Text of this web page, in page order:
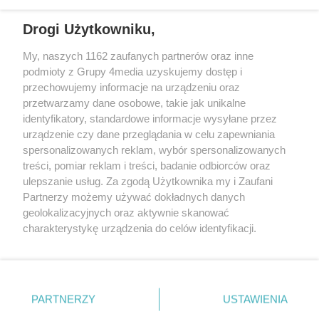
REKLAMA
Reklama Kontakt
Informacja o Nadawcy
Szukaj
Drogi Użytkowniku,
My, naszych 1162 zaufanych partnerów oraz inne
podmioty z Grupy 4media uzyskujemy dostęp i
przechowujemy informacje na urządzeniu oraz
przetwarzamy dane osobowe, takie jak unikalne
identyfikatory, standardowe informacje wysyłane przez
urządzenie czy dane przeglądania w celu zapewniania
spersonalizowanych reklam, wybór spersonalizowanych
treści, pomiar reklam i treści, badanie odbiorców oraz
ulepszanie usług. Za zgodą Użytkownika my i Zaufani
Partnerzy możemy używać dokładnych danych
geolokalizacyjnych oraz aktywnie skanować
charakterystykę urządzenia do celów identyfikacji.
zmienić/wycofać klikając przycisk ustawień prywatności
znajdujący się w lewym dolnym rogu strony
. Niektóre
PARTNERZY USTAWIENIA